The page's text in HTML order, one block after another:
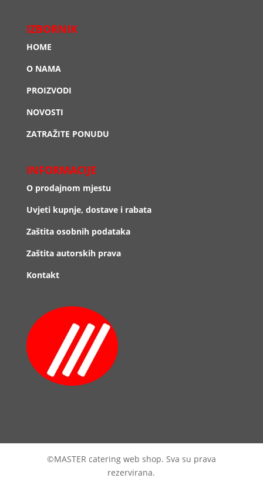
IZBORNIK
HOME
O NAMA
PROIZVODI
NOVOSTI
ZATRAŽITE PONUDU
INFORMACIJE
O prodajnom mjestu
Uvjeti kupnje, dostave i rabata
Zaštita osobnih podataka
Zaštita autorskih prava
Kontakt
©MASTER catering web shop. Sva su prava
rezervirana.